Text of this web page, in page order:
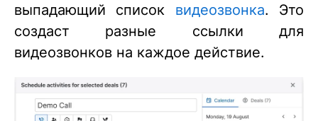
выпадающий список видеозвонка. Это
создаст разные ссылки для
видеозвонков на каждое действие.